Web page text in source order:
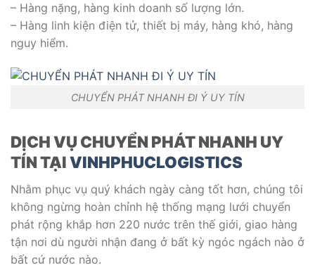
– Hàng nặng, hàng kinh doanh số lượng lớn.
– Hàng linh kiện điện tử, thiết bị máy, hàng khó, hàng
nguy hiểm.
CHUYỂN PHÁT NHANH ĐI Ý UY TÍN
DỊCH VỤ CHUYỂN PHÁT NHANH UY
TÍN TẠIVINHPHUCLOGISTICS
Nhằm phục vụ quý khách ngày càng tốt hơn, chúng tôi
không ngừng hoàn chỉnh hệ thống mạng lưới chuyển
phát rộng khắp hơn 220 nước trên thế giới, giao hàng
tận nơi dù người nhận đang ở bất kỳ ngóc ngách nào ở
bất cứ nước nào.